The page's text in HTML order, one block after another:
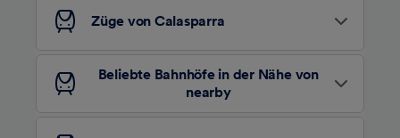
Züge von Calasparra
Beliebte Bahnhöfe in der Nähe von
nearby
aktiv abfragen. Speichern von oder Zugriff auf
Informationen auf einem Endgerät.
Personalisierte Werbung und Inhalte, Messung
von Werbeleistung und der Performance von
Inhalten, Zielgruppenforschung sowie